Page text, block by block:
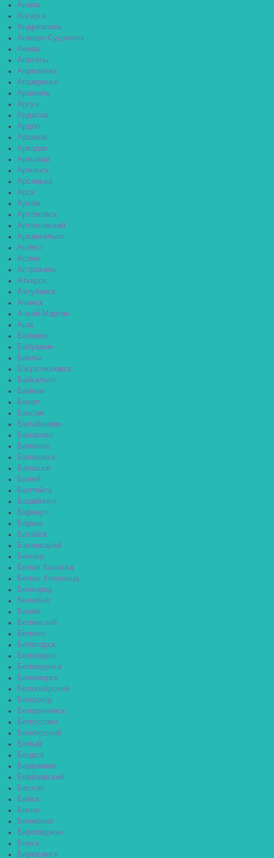
Анапа
Ангарск
Андреаполь
Анжеро-Судженск
Анива
Апатиты
Апрелевка
Апшеронск
Арамиль
Аргун
Ардатов
Ардон
Арзамас
Аркадак
Армавир
Армянск
Арсеньев
Арск
Артём
Артёмовск
Артёмовский
Архангельск
Асбест
Асино
Астрахань
Аткарск
Ахтубинск
Ачинск
Ачхой-Мартан
Аша
Бабаево
Бабушкин
Бавлы
Багратионовск
Байкальск
Баймак
Бакал
Баксан
Балабаново
Балаково
Балахна
Балашиха
Балашов
Балей
Балтийск
Барабинск
Барнаул
Барыш
Батайск
Бахчисарай
Бежецк
Белая Калитва
Белая Холуница
Белгород
Белебей
Белёв
Белинский
Белово
Белогорск
Белозерск
Белокуриха
Беломорск
Белоозёрский
Белорецк
Белореченск
Белоусово
Белоярский
Белый
Бердск
Березники
Берёзовский
Беслан
Бийск
Бикин
Билибино
Биробиджан
Бирск
Бирюсинск